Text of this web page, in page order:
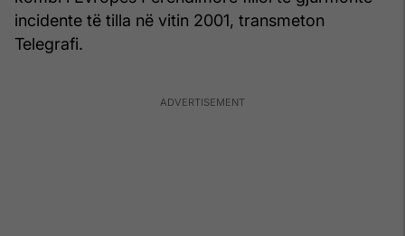
incidente të tilla në vitin 2001, transmeton
Telegrafi.